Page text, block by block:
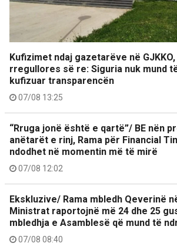
Kufizimet ndaj gazetarëve në
rregullores së re: Siguria nuk mund
kufizuar transparencën
07/08 13:25
“Rruga jonë është e qartë”/ BE nën
anëtarët e rinj, Rama për Financial
ndodhet në momentin më të mirë
07/08 12:02
Ekskluzive/ Rama mbledh Qeverinë
Ministrat raportojnë më 24 dhe 25
mbledhja e Asamblesë që mund të
07/08 08:40